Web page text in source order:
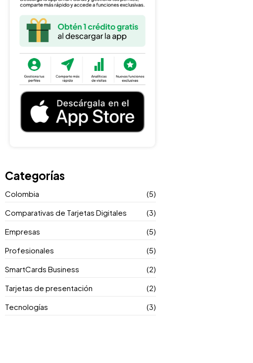
Categorías
Colombia
(5)
Comparativas de Tarjetas Digitales
(3)
Empresas
(5)
Profesionales
(5)
SmartCards Business
(2)
Tarjetas de presentación
(2)
Tecnologías
(3)